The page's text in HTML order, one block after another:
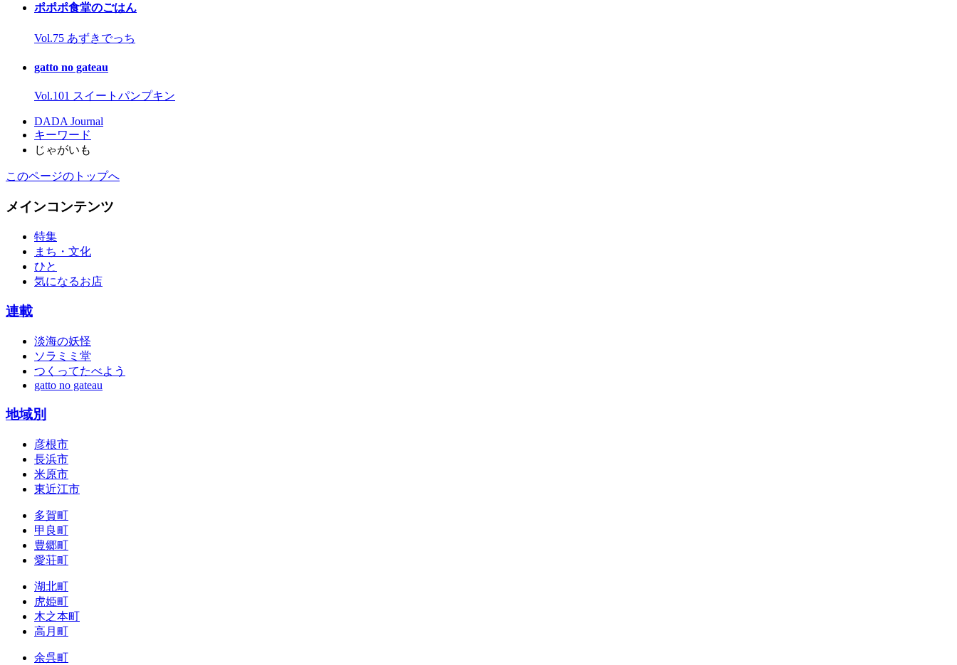
ポポポ食堂のごはん
Vol.75 あずきでっち
gatto no gateau
Vol.101 スイートパンプキン
DADA Journal
キーワード
じゃがいも
このページのトップへ
メインコンテンツ
特集
まち・文化
ひと
気になるお店
連載
淡海の妖怪
ソラミミ堂
つくってたべよう
gatto no gateau
地域別
彦根市
長浜市
米原市
東近江市
多賀町
甲良町
豊郷町
愛荘町
湖北町
虎姫町
木之本町
高月町
余呉町